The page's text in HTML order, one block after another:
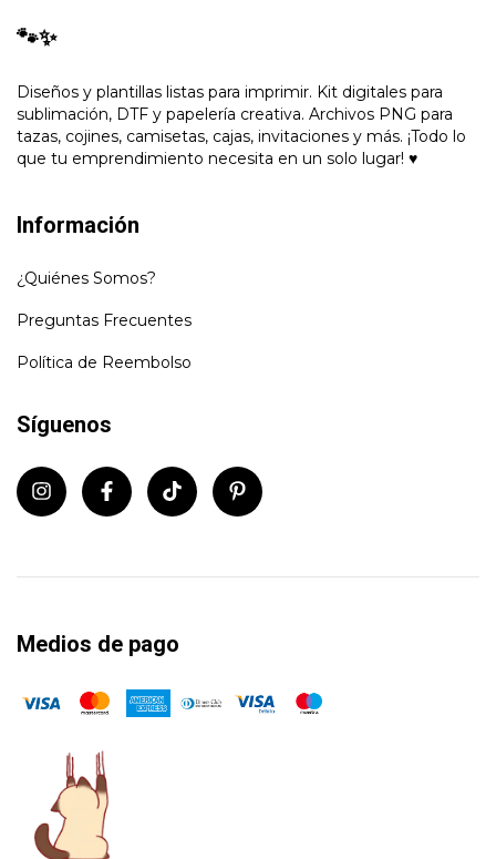
🐾✨
Diseños y plantillas listas para imprimir. Kit digitales para
sublimación, DTF y papelería creativa. Archivos PNG para
tazas, cojines, camisetas, cajas, invitaciones y más. ¡Todo lo
que tu emprendimiento necesita en un solo lugar! ♥
Información
¿Quiénes Somos?
Preguntas Frecuentes
Política de Reembolso
Síguenos
Medios de pago